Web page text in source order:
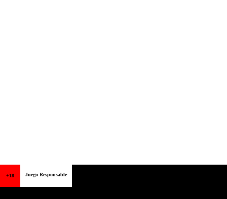
+18 Juego Responsable